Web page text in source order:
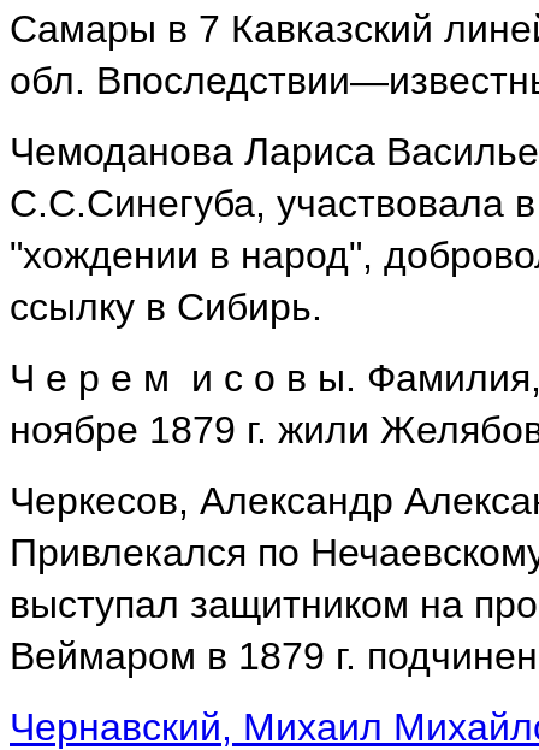
Самары в 7 Кавказский
обл.
Чемоданова Лариса
С.С.Синегуба, участвовала
"хождении в народ",
ссылку в Сибирь.
Ч е р е м и с о в ы. Фамилия,
ноябре 1879 г. жили
Черкесов, Александр
Привлекался по
выступал защитником на
Веймаром в 1879 г.
Чернавский, Михаил